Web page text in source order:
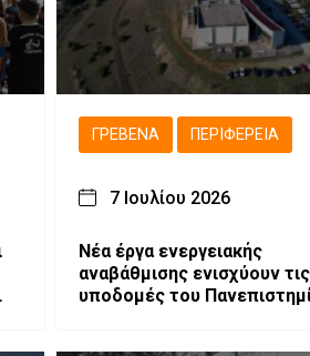
ΓΡΕΒΕΝΆ ΠΕΡΙΦΈΡΕΙΑ
7 Ιουλίου 2026
Νέα έργα ενεργειακής
αναβάθμισης ενισχύουν τις
υποδομές του